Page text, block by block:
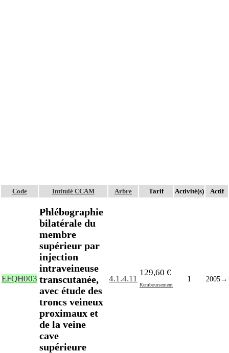
Code Intitulé CCAM Arbre Tarif Activité(s) Actif
EFQH003
Phlébographie
bilatérale du
membre
supérieur par
injection
intraveineuse
transcutanée,
avec étude des
troncs veineux
proximaux et
de la veine
cave
supérieure
4.1.4.11
129,60 €
Remboursement
1 2005→